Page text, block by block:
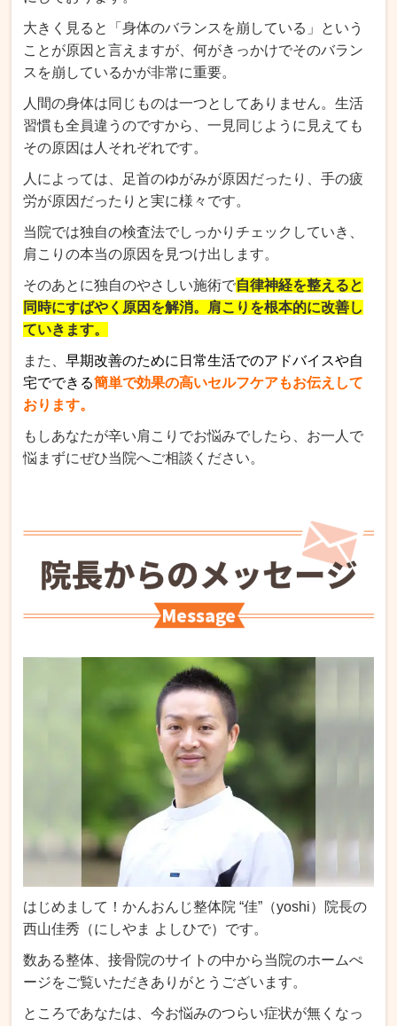
大きく見ると「身体のバランスを崩している」という
ことが原因と言えますが、何がきっかけでそのバラン
スを崩しているかが非常に重要。
人間の身体は同じものは一つとしてありません。生活
習慣も全員違うのですから、一見同じように見えても
その原因は人それぞれです。
人によっては、足首のゆがみが原因だったり、手の疲
労が原因だったりと実に様々です。
当院では独自の検査法でしっかりチェックしていき、
肩こりの本当の原因を見つけ出します。
そのあとに独自のやさしい施術で自律神経を整えると
同時にすばやく原因を解消。肩こりを根本的に改善し
ていきます。
また、早期改善のために日常生活でのアドバイスや自
宅でできる簡単で効果の高いセルフケアもお伝えして
おります。
もしあなたが辛い肩こりでお悩みでしたら、お一人で
悩まずにぜひ当院へご相談ください。
はじめまして！かんおんじ整体院 “佳”（yoshi）院長の
西山佳秀（にしやま よしひで）です。
数ある整体、接骨院のサイトの中から当院のホームぺ
ージをご覧いただきありがとうございます。
ところであなたは、今お悩みのつらい症状が無くなっ